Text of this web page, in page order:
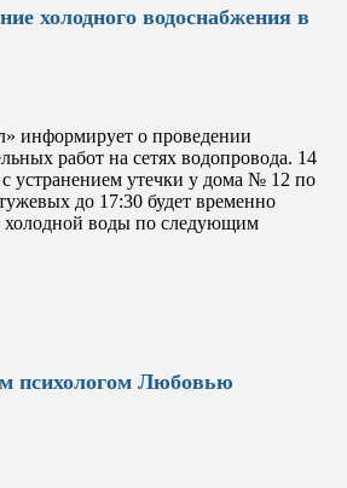
холодного водоснабжения в
информирует о проведении
работ на сетях водопровода. 14
устранением утечки у дома № 12 по
до 17:30 будет временно
холодной воды по следующим
психологом Любовью